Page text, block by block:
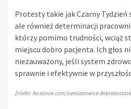
Protesty takie jak Czarny Tydzień
ale również determinacji
którzy pomimo trudności, wciąż
miejscu dobro pacjenta. Ich głos
niezauważony, jeśli system
sprawnie i efektywnie w
Źródło: facebook.com/